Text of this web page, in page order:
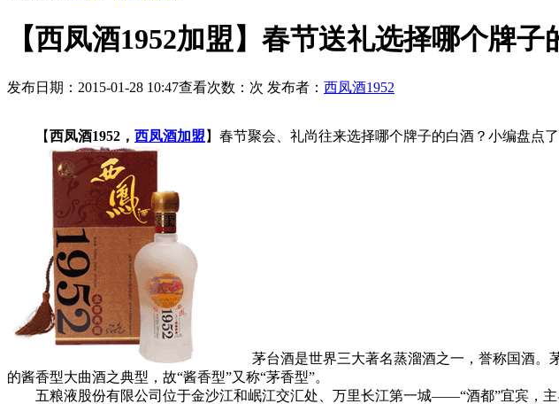
【西凤酒1952加盟】春节送礼选择哪个牌子
发布日期：2015-01-28 10:47查看次数： 次 发布者： 西凤酒1952
【西凤酒1952， 西凤酒加盟 】春节聚会、礼尚往来选择哪个牌子的白酒？小编盘点
茅台酒是世界三大著名蒸溜酒之一，誉称国酒。
的酱香型大曲酒之典型，故“酱香型”又称“茅香型”。
五粮液股份有限公司位于金沙江和岷江交汇处、万里长江第一城——“酒都”宜宾，主